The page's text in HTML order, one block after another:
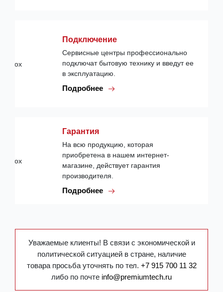
Подключение
Сервисные центры профессионально
подключат бытовую технику и введут ее
в эксплуатацию.
Подробнее
Гарантия
На всю продукцию, которая
приобретена в нашем интернет-
магазине, действует гарантия
производителя.
Подробнее
Уважаемые клиенты! В связи с экономической и
политической ситуацией в стране, наличие
товара просьба уточнять по тел. +7 915 700 11 32
либо по почте info@premiumtech.ru